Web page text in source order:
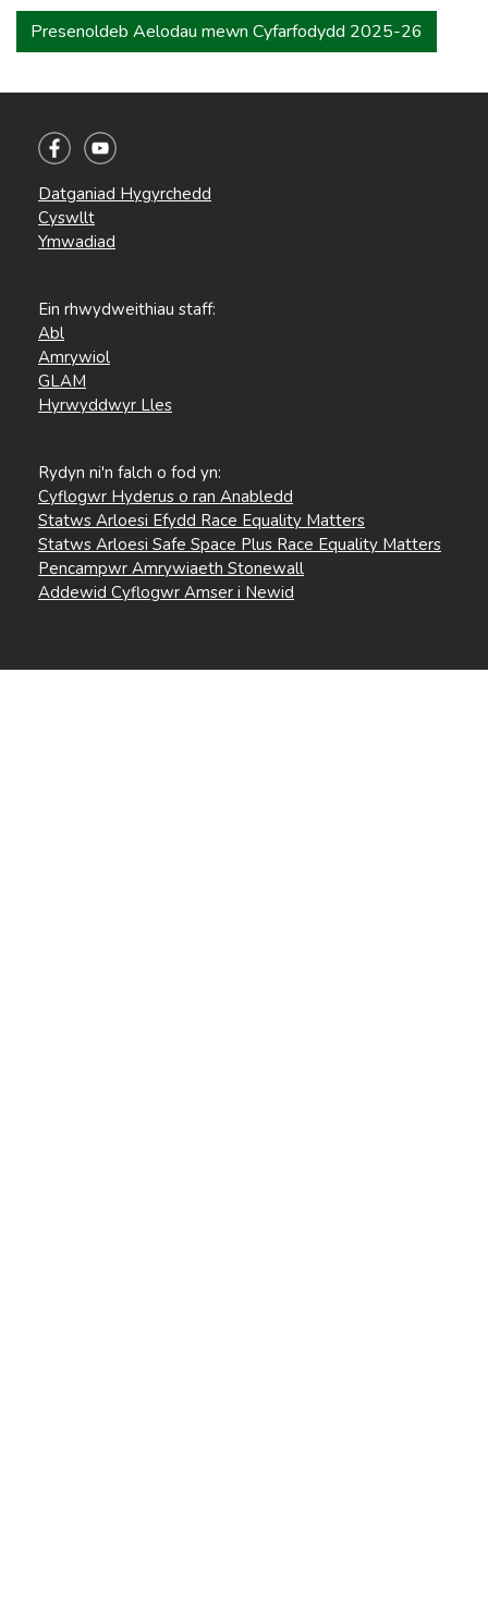
Presenoldeb Aelodau mewn Cyfarfodydd 2025-26
Datganiad Hygyrchedd
Cyswllt
Ymwadiad
Ein rhwydweithiau staff:
Abl
Amrywiol
GLAM
Hyrwyddwyr Lles
Rydyn ni'n falch o fod yn:
Cyflogwr Hyderus o ran Anabledd
Statws Arloesi Efydd Race Equality Matters
Statws Arloesi Safe Space Plus Race Equality Matters
Pencampwr Amrywiaeth Stonewall
Addewid Cyflogwr Amser i Newid